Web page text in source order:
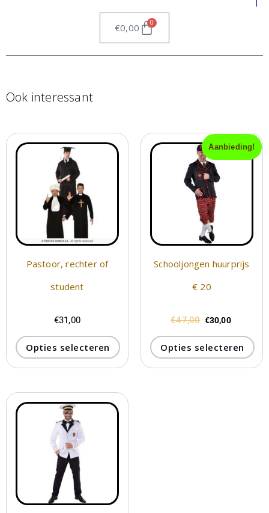
€0,00 0
Ook interessant
Pastoor, rechter of
student
€31,00
Opties selecteren
Aanbieding!
Schooljongen huurprijs
€ 20
€47,00 €30,00
Opties selecteren